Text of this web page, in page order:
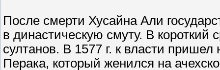
После смерти Хусайна Али
в династическую смуту. В короткий
султанов. В 1577 г. к власти
Перака, который женился на